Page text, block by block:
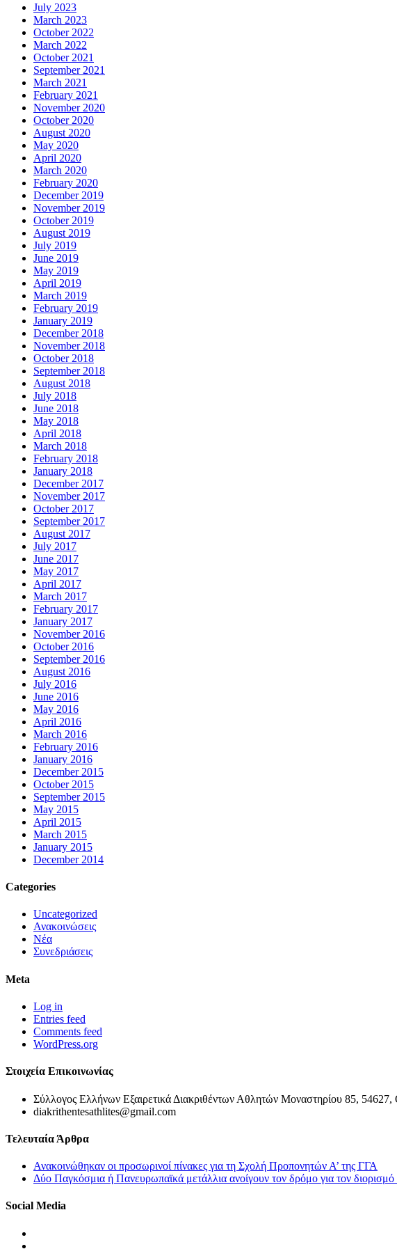
July 2023
March 2023
October 2022
March 2022
October 2021
September 2021
March 2021
February 2021
November 2020
October 2020
August 2020
May 2020
April 2020
March 2020
February 2020
December 2019
November 2019
October 2019
August 2019
July 2019
June 2019
May 2019
April 2019
March 2019
February 2019
January 2019
December 2018
November 2018
October 2018
September 2018
August 2018
July 2018
June 2018
May 2018
April 2018
March 2018
February 2018
January 2018
December 2017
November 2017
October 2017
September 2017
August 2017
July 2017
June 2017
May 2017
April 2017
March 2017
February 2017
January 2017
November 2016
October 2016
September 2016
August 2016
July 2016
June 2016
May 2016
April 2016
March 2016
February 2016
January 2016
December 2015
October 2015
September 2015
May 2015
April 2015
March 2015
January 2015
December 2014
Categories
Uncategorized
Ανακοινώσεις
Νέα
Συνεδριάσεις
Meta
Log in
Entries feed
Comments feed
WordPress.org
Στοιχεία Επικοινωνίας
Σύλλογος Ελλήνων Εξαιρετικά Διακριθέντων Αθλητών Μοναστηρίου 85, 54627,
diakrithentesathlites@gmail.com
Τελευταία Άρθρα
Ανακοινώθηκαν οι προσωρινοί πίνακες για τη Σχολή Προπονητών Α’ της ΓΓΑ
Δύο Παγκόσμια ή Πανευρωπαϊκά μετάλλια ανοίγουν τον δρόμο για τον διορισμό
Social Media